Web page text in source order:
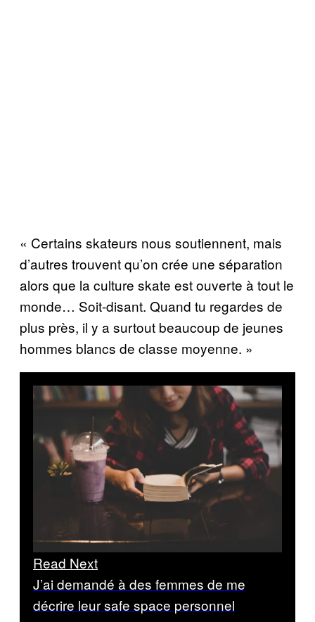
« Certains skateurs nous soutiennent, mais
d’autres trouvent qu’on crée une séparation
alors que la culture skate est ouverte à tout le
monde… Soit-disant. Quand tu regardes de
plus près, il y a surtout beaucoup de jeunes
hommes blancs de classe moyenne. »
Read Next
J’ai demandé à des femmes de me
décrire leur safe space personnel